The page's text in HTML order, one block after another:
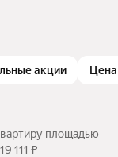
акции Цена
площадью
111 ₽